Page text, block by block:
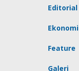
Editorial
Ekonomi
Feature
Galeri